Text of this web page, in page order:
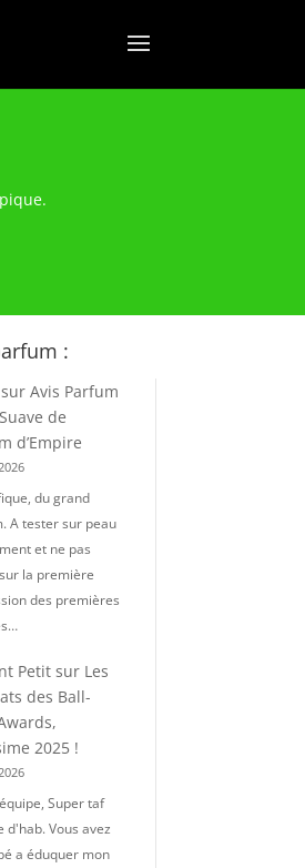
:
sur Avis Parfum
de
d’Empire
du grand
A tester sur peau
et ne pas
la première
des premières
Petitsur Les
des Ball-
2025 !
Super taf
d'hab. Vous avez
a éduquer mon